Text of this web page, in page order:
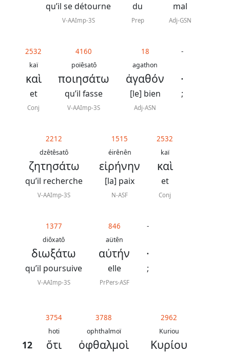
qu’il se détourne
V-AAImp-3S
du
Prep
mal
Adj-GSN
2532
kaï
καὶ
et
Conj
4160
poïêsatô
ποιησάτω
qu’il fasse
V-AAImp-3S
18
agathon
ἀγαθόν
[le] bien
Adj-ASN
-
·
;
2212
dzêtêsatô
ζητησάτω
qu’il recherche
V-AAImp-3S
1515
éirênên
εἰρήνην
[la] paix
N-ASF
2532
kaï
καὶ
et
Conj
1377
diôxatô
διωξάτω
qu’il poursuive
V-AAImp-3S
846
aütên
αὐτήν
elle
PrPers-ASF
-
·
;
12
3754
hoti
ὅτι
3788
ophthalmoï
ὀφθαλμοὶ
2962
Kuriou
Κυρίου